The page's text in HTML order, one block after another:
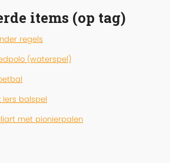
items (op tag)
regels
(waterspel)
Iers balspel
met pionierpalen